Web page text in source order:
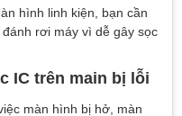
hình linh kiện, bạn cần
rơi máy vì dễ gây sọc
IC trên main bị lỗi
màn hình bị hở, màn